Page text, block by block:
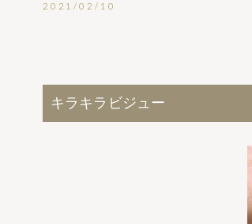
2021/02/10
キラキラビジュー